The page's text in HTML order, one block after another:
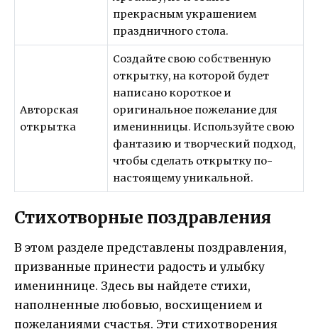
прекрасным украшением
праздничного стола.
Авторская
открытка
Создайте свою собственную
открытку, на которой будет
написано короткое и
оригинальное пожелание для
именинницы. Используйте свою
фантазию и творческий подход,
чтобы сделать открытку по-
настоящему уникальной.
Стихотворные поздравления
В этом разделе представлены поздравления,
призванные принести радость и улыбку
имениннице. Здесь вы найдете стихи,
наполненные любовью, восхищением и
пожеланиями счастья. Эти стихотворения